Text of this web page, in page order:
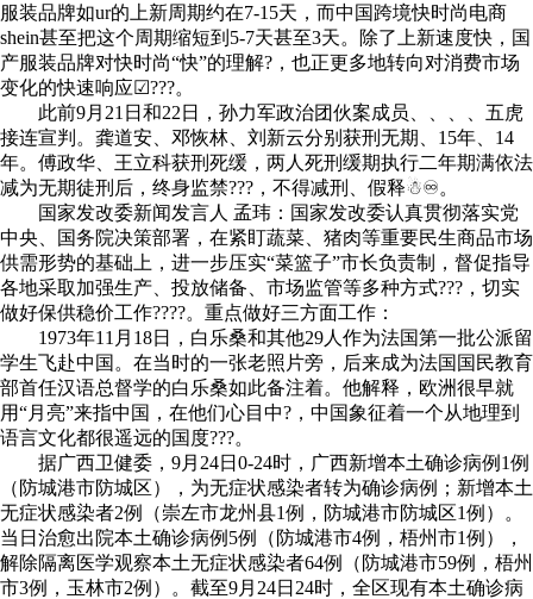
服装品牌如ur的上新周期约在7-15天，而中国跨境快时尚电商
shein甚至把这个周期缩短到5-7天甚至3天。除了上新速度快，国
产服装品牌对快时尚“快”的理解?，也正更多地转向对消费市场
变化的快速响应☑???。
此前9月21日和22日，孙力军政治团伙案成员、、、、五虎
接连宣判。龚道安、邓恢林、刘新云分别获刑无期、15年、14
年。傅政华、王立科获刑死缓，两人死刑缓期执行二年期满依法
减为无期徒刑后，终身监禁???，不得减刑、假释☃♾。
国家发改委新闻发言人 孟玮： 国家发改委认真贯彻落实党
中央、国务院决策部署，在紧盯蔬菜、猪肉等重要民生商品市场
供需形势的基础上， 进一步压实“菜篮子”市长负责制，督促指导
各地采取加强生产、投放储备、市场监管等多种方式???，切实
做好保供稳价工作????。 重点做好三方面工作：
1973年11月18日，白乐桑和其他29人作为法国第一批公派留
学生飞赴中国。在当时的一张老照片旁，后来成为法国国民教育
部首任汉语总督学的白乐桑如此备注着。他解释，欧洲很早就
用“月亮”来指中国，在他们心目中?，中国象征着一个从地理到
语言文化都很遥远的国度???。
据广西卫健委，9月24日0-24时，广西新增本土确诊病例1例
（防城港市防城区），为无症状感染者转为确诊病例；新增本土
无症状感染者2例（崇左市龙州县1例，防城港市防城区1例）。
当日治愈出院本土确诊病例5例（防城港市4例，梧州市1例），
解除隔离医学观察本土无症状感染者64例（防城港市59例，梧州
市3例，玉林市2例）。截至9月24日24时，全区现有本土确诊病